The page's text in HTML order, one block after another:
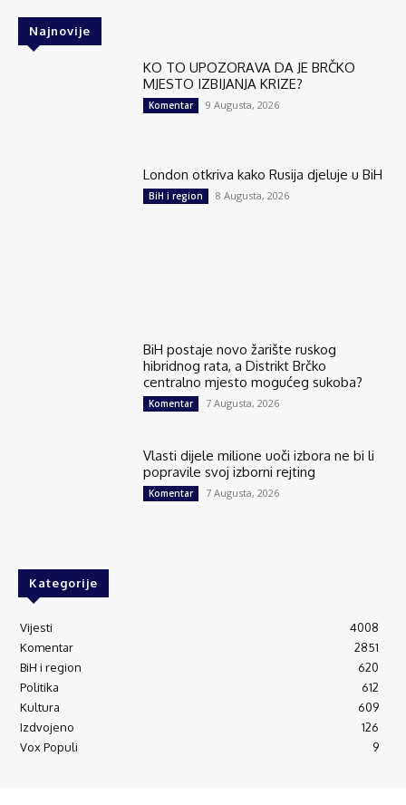
Najnovije
KO TO UPOZORAVA DA JE BRČKO
MJESTO IZBIJANJA KRIZE?
Komentar 9 Augusta, 2026
London otkriva kako Rusija djeluje u BiH
BiH i region 8 Augusta, 2026
BiH postaje novo žarište ruskog
hibridnog rata, a Distrikt Brčko
centralno mjesto mogućeg sukoba?
Komentar 7 Augusta, 2026
Vlasti dijele milione uoči izbora ne bi li
popravile svoj izborni rejting
Komentar 7 Augusta, 2026
Kategorije
Vijesti
4008
Komentar
2851
BiH i region
620
Politika
612
Kultura
609
Izdvojeno
126
Vox Populi
9